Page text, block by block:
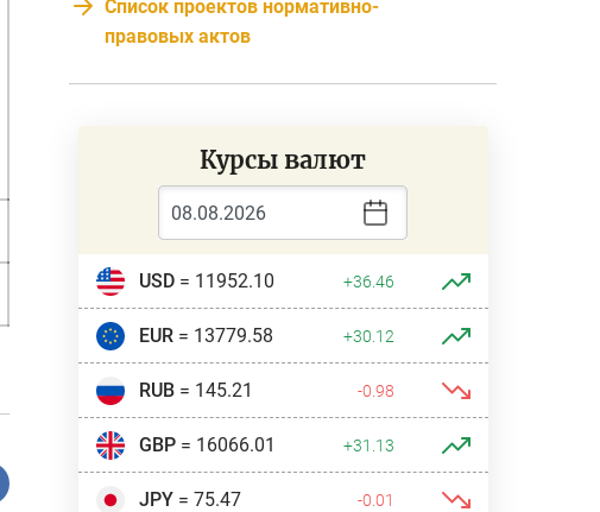
Список проектов нормативно-
правовых актов
Курсы валют
USD= 11952.10 +36.46
EUR= 13779.58 +30.12
RUB= 145.21 -0.98
GBP= 16066.01 +31.13
JPY= 75.47 -0.01